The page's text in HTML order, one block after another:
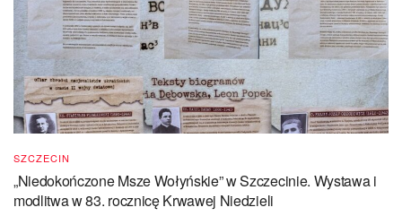
SZCZECIN
„Niedokończone Msze Wołyńskie” w Szczecinie. Wystawa i
modlitwa w 83. rocznicę Krwawej Niedzieli